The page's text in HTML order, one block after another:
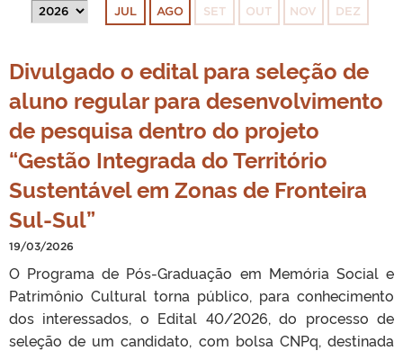
TELEFONES JUL AGO SET OUT NOV DEZ
Divulgado o edital para seleção de
aluno regular para desenvolvimento
de pesquisa dentro do projeto
“Gestão Integrada do Território
Sustentável em Zonas de Fronteira
Sul-Sul”
19/03/2026
O Programa de Pós-Graduação em Memória Social e
Patrimônio Cultural torna público, para conhecimento
dos interessados, o Edital 40/2026, do processo de
seleção de um candidato, com bolsa CNPq, destinada